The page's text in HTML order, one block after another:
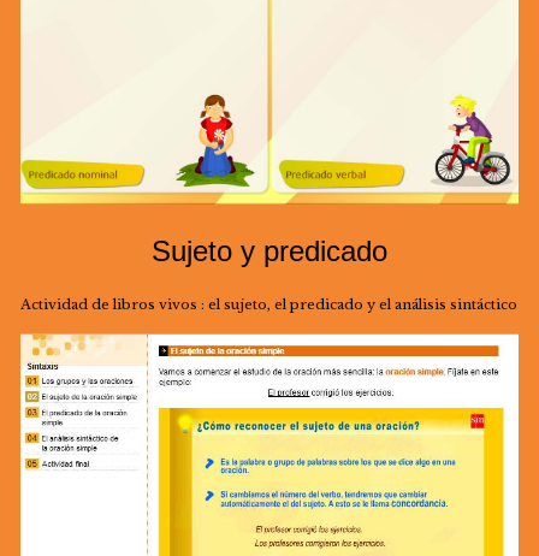
Sujeto y predicado
Actividad de libros vivos : el sujeto, el predicado y el análisis sintáctico